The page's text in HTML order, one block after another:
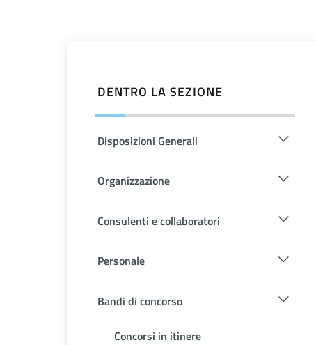
DENTRO LA SEZIONE
Disposizioni Generali
Organizzazione
Consulenti e collaboratori
Personale
Bandi di concorso
Concorsi in itinere